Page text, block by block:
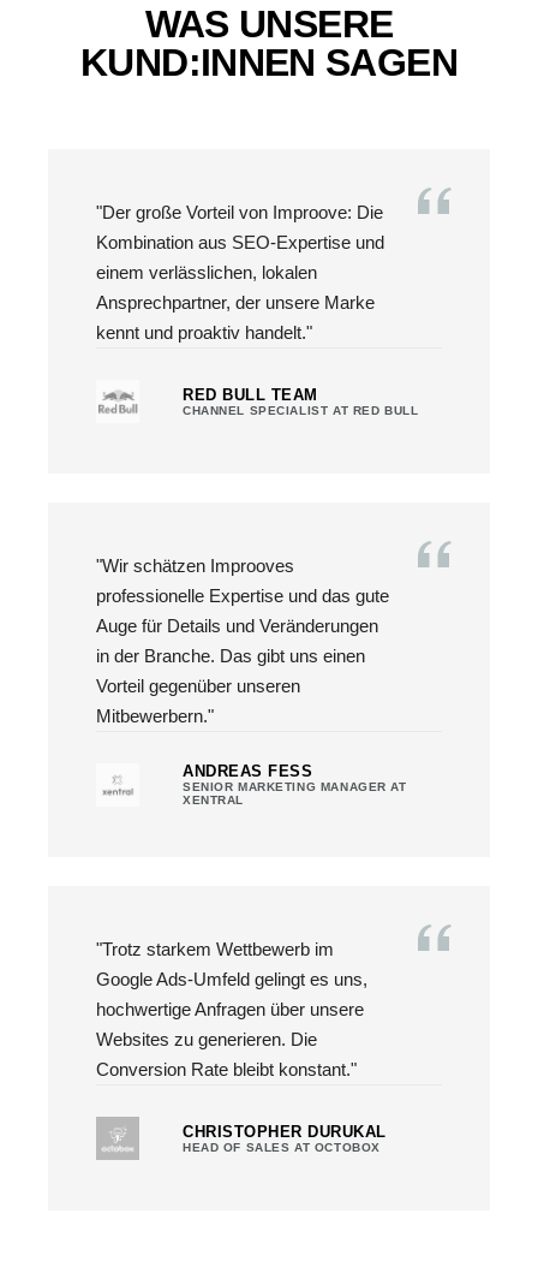
WAS UNSERE
KUND:INNEN SAGEN
"Der große Vorteil von Improove: Die
Kombination aus SEO-Expertise und
einem verlässlichen, lokalen
Ansprechpartner, der unsere Marke
kennt und proaktiv handelt."
RED BULL TEAM
CHANNEL SPECIALIST AT RED BULL
"Wir schätzen Improoves
professionelle Expertise und das gute
Auge für Details und Veränderungen
in der Branche. Das gibt uns einen
Vorteil gegenüber unseren
Mitbewerbern."
ANDREAS FESS
SENIOR MARKETING MANAGER AT
XENTRAL
"Trotz starkem Wettbewerb im
Google Ads-Umfeld gelingt es uns,
hochwertige Anfragen über unsere
Websites zu generieren. Die
Conversion Rate bleibt konstant."
CHRISTOPHER DURUKAL
HEAD OF SALES AT OCTOBOX